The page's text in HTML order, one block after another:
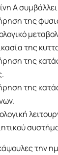
Α
της
της
της
της
την